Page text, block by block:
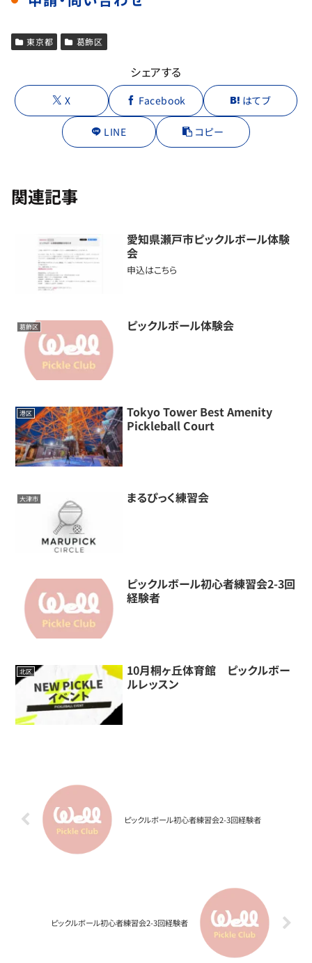
東京都 葛飾区
シェアする
X Facebook はてブ
LINE コピー
関連記事
愛知県瀬戸市ピックルボール体験
会
申込はこちら
葛飾区 ピックルボール体験会
港区
Tokyo Tower Best Amenity
Pickleball Court
大津市 まるぴっく練習会
ピックルボール初心者練習会2-3回
経験者
北区
10月桐ヶ丘体育館 ピックルボー
ルレッスン
ピックルボール初心者練習会2-3回経験者
ピックルボール初心者練習会2-3回経験者